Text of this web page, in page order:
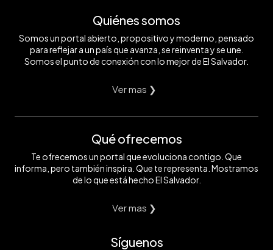
Quiénes somos
Somos un portal abierto, propositivo y moderno, pensado
para reflejar a un país que avanza, se reinventa y se une.
Somos el punto de conexión con lo mejor de El Salvador.
Ver mas ❯
Qué ofrecemos
Te ofrecemos un portal que evoluciona contigo. Que
informa, pero también inspira. Que te representa. Mostramos
de lo que está hecho El Salvador.
Ver mas ❯
Síguenos